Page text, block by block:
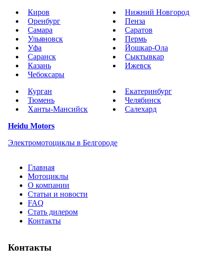
Киров
Нижний Новгород
Оренбург
Пенза
Самара
Саратов
Ульяновск
Пермь
Уфа
Йошкар-Ола
Саранск
Сыктывкар
Казань
Ижевск
Чебоксары
Курган
Екатеринбург
Тюмень
Челябинск
Ханты-Мансийск
Салехард
Heidu Motors
Электромотоциклы в Белгороде
Главная
Мотоциклы
О компании
Статьи и новости
FAQ
Стать дилером
Контакты
Контакты